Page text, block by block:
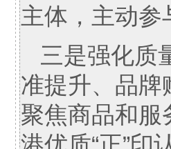
主体，主动
三是强化质
准提升、品牌
聚焦商品和服